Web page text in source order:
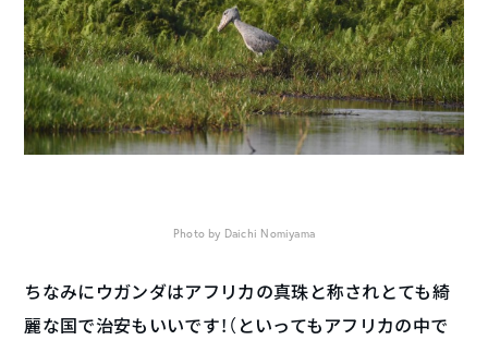
Photo by Daichi Nomiyama
ちなみにウガンダはアフリカの真珠と称されとても綺
麗な国で治安もいいです！（といってもアフリカの中で